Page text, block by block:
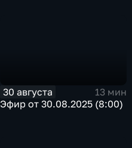
30 августа
13 мин
Эфир от 30.08.2025 (8:00)